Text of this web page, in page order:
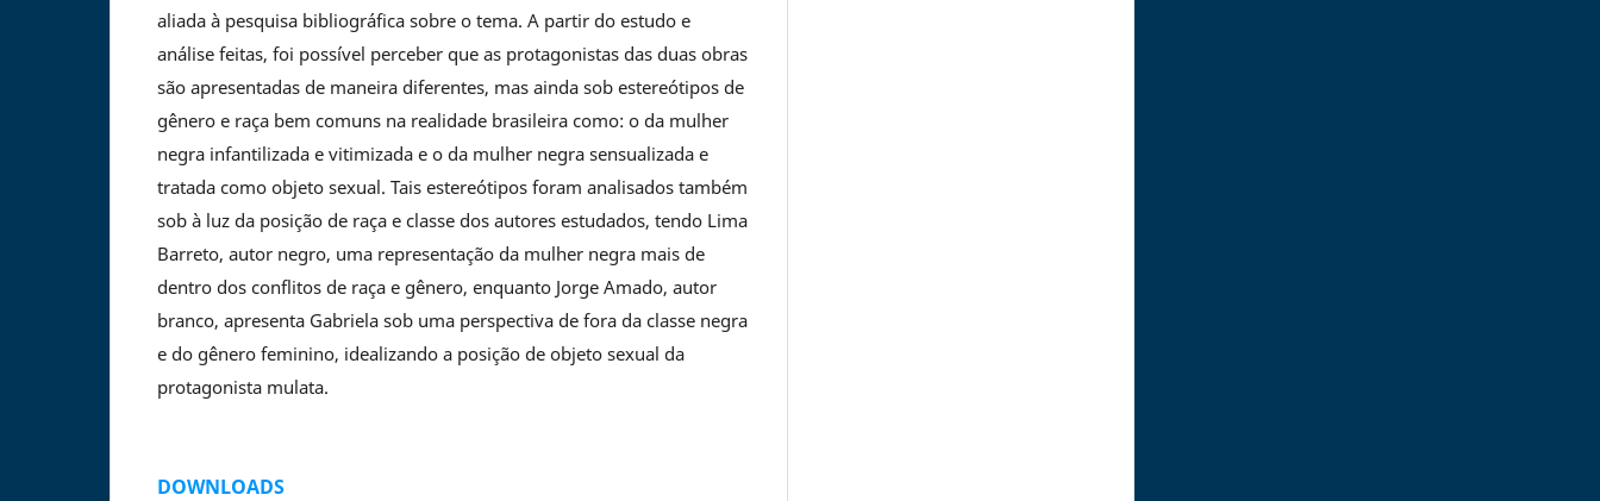
aliada à pesquisa bibliográfica sobre o tema. A partir do estudo e
análise feitas, foi possível perceber que as protagonistas das duas obras
são apresentadas de maneira diferentes, mas ainda sob estereótipos de
gênero e raça bem comuns na realidade brasileira como: o da mulher
negra infantilizada e vitimizada e o da mulher negra sensualizada e
tratada como objeto sexual. Tais estereótipos foram analisados também
sob à luz da posição de raça e classe dos autores estudados, tendo Lima
Barreto, autor negro, uma representação da mulher negra mais de
dentro dos conflitos de raça e gênero, enquanto Jorge Amado, autor
branco, apresenta Gabriela sob uma perspectiva de fora da classe negra
e do gênero feminino, idealizando a posição de objeto sexual da
protagonista mulata.
DOWNLOADS